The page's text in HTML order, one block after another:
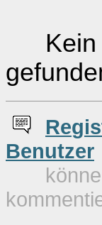
Reg
Benutzer